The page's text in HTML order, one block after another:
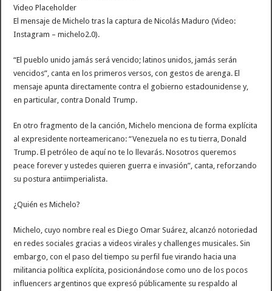
Video Placeholder
El mensaje de Michelo tras la captura de Nicolás Maduro (Video:
Instagram – michelo2.0).
“El pueblo unido jamás será vencido; latinos unidos, jamás serán
vencidos”, canta en los primeros versos, con gestos de arenga. El
mensaje apunta directamente contra el gobierno estadounidense y,
en particular, contra Donald Trump.
En otro fragmento de la canción, Michelo menciona de forma explícita
al expresidente norteamericano: “Venezuela no es tu tierra, Donald
Trump. El petróleo de aquí no te lo llevarás. Nosotros queremos
peace forever y ustedes quieren guerra e invasión”, canta, reforzando
su postura antiimperialista.
¿Quién es Michelo?
Michelo, cuyo nombre real es Diego Omar Suárez, alcanzó notoriedad
en redes sociales gracias a videos virales y challenges musicales. Sin
embargo, con el paso del tiempo su perfil fue virando hacia una
militancia política explícita, posicionándose como uno de los pocos
influencers argentinos que expresó públicamente su respaldo al